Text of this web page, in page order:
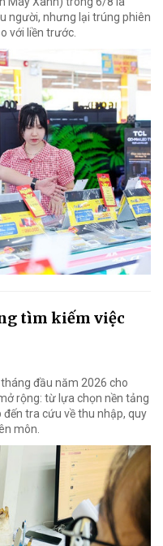
người, nhưng lại trúng phiên
với liền trước.
tìm kiếm việc
đầu năm 2026 cho
rộng: từ lựa chọn nền tảng
tra cứu về thu nhập, quy
môn.